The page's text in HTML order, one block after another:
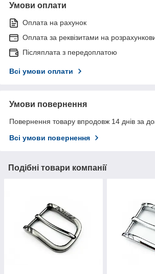
Умови оплати
Оплата на рахунок
Оплата за реквізитами на
Післяплата з передоплатою
Всі умови оплати
Умови повернення
Повернення товару впродовж 14 днів за
Всі умови повернення
Подібні товари компанії